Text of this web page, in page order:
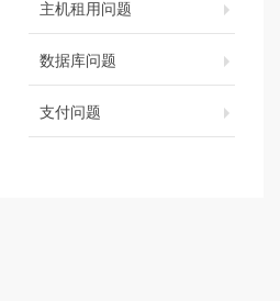
主机租用问题
数据库问题
支付问题